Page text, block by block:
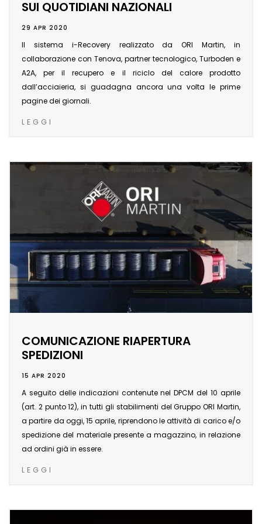
SUI QUOTIDIANI NAZIONALI
29 APR 2020
Il sistema i-Recovery realizzato da ORI Martin, in
collaborazione con Tenova, partner tecnologico, Turboden e
A2A, per il recupero e il riciclo del calore prodotto
dall’acciaieria, si guadagna ancora una volta le prime
pagine dei giornali.
LEGGI
COMUNICAZIONE RIAPERTURA
SPEDIZIONI
15 APR 2020
A seguito delle indicazioni contenute nel DPCM del 10 aprile
(art. 2 punto 12), in tutti gli stabilimenti del Gruppo ORI Martin,
a partire da oggi, 15 aprile, riprendono le attività di carico e/o
spedizione del materiale presente a magazzino, in relazione
ad ordini già in essere.
LEGGI